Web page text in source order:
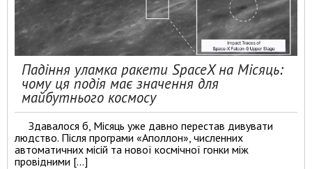
Падіння уламка ракети SpaceX на Місяць:
чому ця подія має значення для
майбутнього космосу
Здавалося б, Місяць уже давно перестав дивувати
людство. Після програми «Аполлон», численних
автоматичних місій та нової космічної гонки між
провідними […]